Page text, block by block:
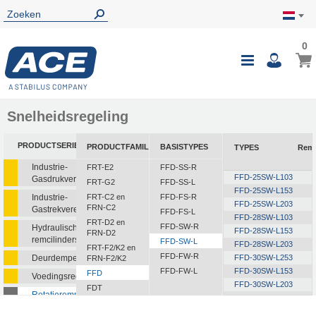
Toggle
00
Snelheidsregeling
PRODUCTSERIE
Industrie-
Gasdrukveren
Industrie-
Gastrekveren
Hydraulische
remcilinders
Deurdempers
Voedingsregelaars
Rotatieremmen
PRODUCTFAMILIE
FRT-E2
FRT-G2
FRT-C2 en
FRN-C2
FRT-D2 en
FRN-D2
FRT-F2/K2 en
FRN-F2/K2
FFD
FDT
BASISTYPES
FFD-SS-R
FFD-SS-L
FFD-FS-R
FFD-FS-L
FFD-SW-R
FFD-SW-L
FFD-FW-R
FFD-FW-L
TYPES
FFD-25SW-L103
FFD-25SW-L153
FFD-25SW-L203
FFD-28SW-L103
FFD-28SW-L153
FFD-28SW-L203
FFD-30SW-L253
FFD-30SW-L153
FFD-30SW-L203
FFD-30SW-L303